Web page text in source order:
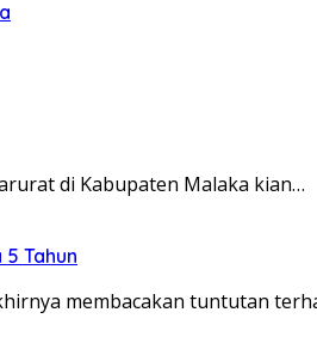
di Kabupaten Malaka kian…
Tahun
membacakan tuntutan